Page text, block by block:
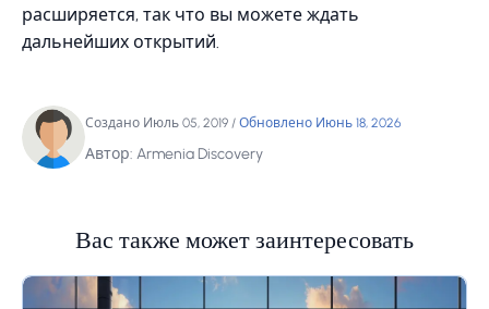
расширяется, так что вы можете ждать
дальнейших открытий.
Создано Июль 05, 2019 / Обновлено Июнь 18, 2026
Автор: Armenia Discovery
Вас также может заинтересовать